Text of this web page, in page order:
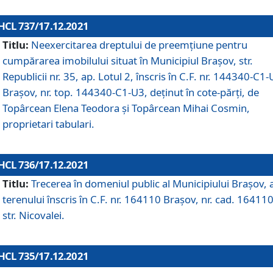
737/17.12.2021
Titlu: Neexercitarea dreptului de preemţiune pentru
cumpărarea imobilului situat în Municipiul Braşov, str.
Republicii nr. 35, ap. Lotul 2, înscris în C.F. nr. 144340-C1-
Brașov, nr. top. 144340-C1-U3, deținut în cote-părți, de
Topârcean Elena Teodora și Topârcean Mihai Cosmin,
proprietari tabulari.
736/17.12.2021
Titlu: Trecerea în domeniul public al Municipiului Braşov,
terenului înscris în C.F. nr. 164110 Brașov, nr. cad.
str. Nicovalei.
735/17.12.2021